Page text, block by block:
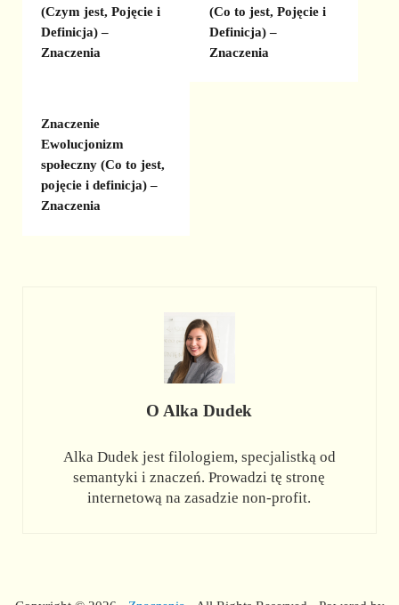
(Czym jest, Pojęcie i
Definicja) –
Znaczenia
(Co to jest, Pojęcie i
Definicja) –
Znaczenia
Znaczenie
Ewolucjonizm
społeczny (Co to jest,
pojęcie i definicja) –
Znaczenia
O Alka Dudek
Alka Dudek jest filologiem, specjalistką od
semantyki i znaczeń. Prowadzi tę stronę
internetową na zasadzie non-profit.